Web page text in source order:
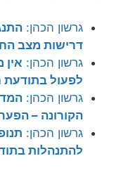
גרשון הכהן:
דרישות מצב
גרשון הכהן:
לפעול בתודעת
גרשון הכהן:
הקורונה –
גרשון הכהן:
להתנהלות